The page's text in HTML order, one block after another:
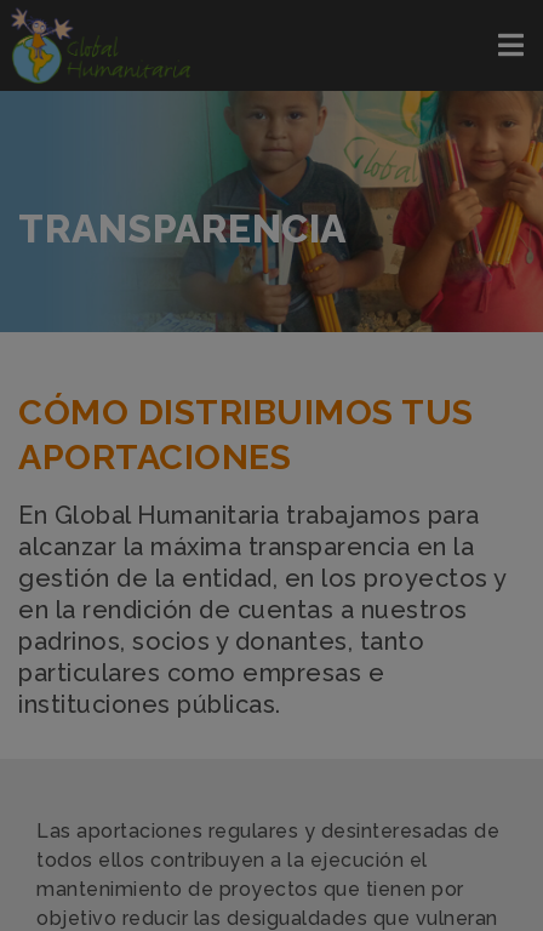
TRANSPARENCIA
CÓMO DISTRIBUIMOS TUS
APORTACIONES
En Global Humanitaria trabajamos para
alcanzar la máxima transparencia en la
gestión de la entidad, en los proyectos y
en la rendición de cuentas a nuestros
padrinos, socios y donantes, tanto
particulares como empresas e
instituciones públicas.
Las aportaciones regulares y desinteresadas de
todos ellos contribuyen a la ejecución el
mantenimiento de proyectos que tienen por
objetivo reducir las desigualdades que vulneran